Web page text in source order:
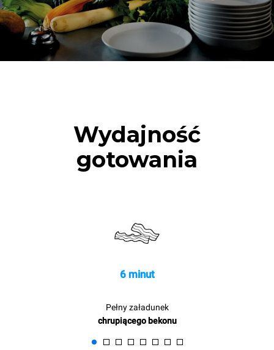
Wydajność
gotowania
6 minut
Pełny załadunek
chrupiącego bekonu